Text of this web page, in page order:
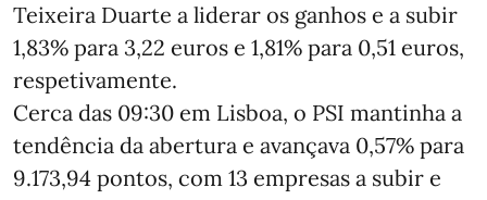
Teixeira Duarte a liderar os ganhos e a subir
1,83% para 3,22 euros e 1,81% para 0,51 euros,
respetivamente.
Cerca das 09:30 em Lisboa, o PSI mantinha a
tendência da abertura e avançava 0,57% para
9.173,94 pontos, com 13 empresas a subir e